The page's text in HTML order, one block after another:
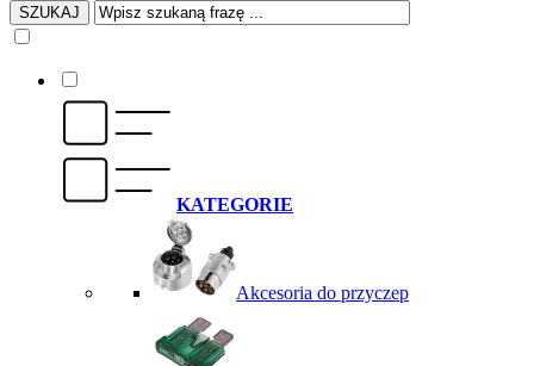
SZUKAJ
KATEGORIE
Akcesoria do przyczep